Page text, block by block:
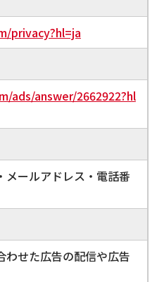
privacy?hl=ja
ads/answer/2662922?hl
メールアドレス・電話番
わせた広告の配信や広告